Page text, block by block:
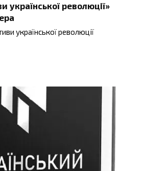
української революції»
української революції